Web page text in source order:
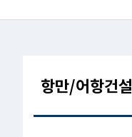
항만/어항건설